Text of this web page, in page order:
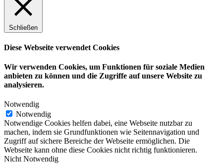
Schließen
Diese Webseite verwendet Cookies
Wir verwenden Cookies, um Funktionen für soziale Medien
anbieten zu können und die Zugriffe auf unsere Website zu
analysieren.
Notwendig
Notwendig
Notwendige Cookies helfen dabei, eine Webseite nutzbar zu
machen, indem sie Grundfunktionen wie Seitennavigation und
Zugriff auf sichere Bereiche der Webseite ermöglichen. Die
Webseite kann ohne diese Cookies nicht richtig funktionieren.
Nicht Notwendig